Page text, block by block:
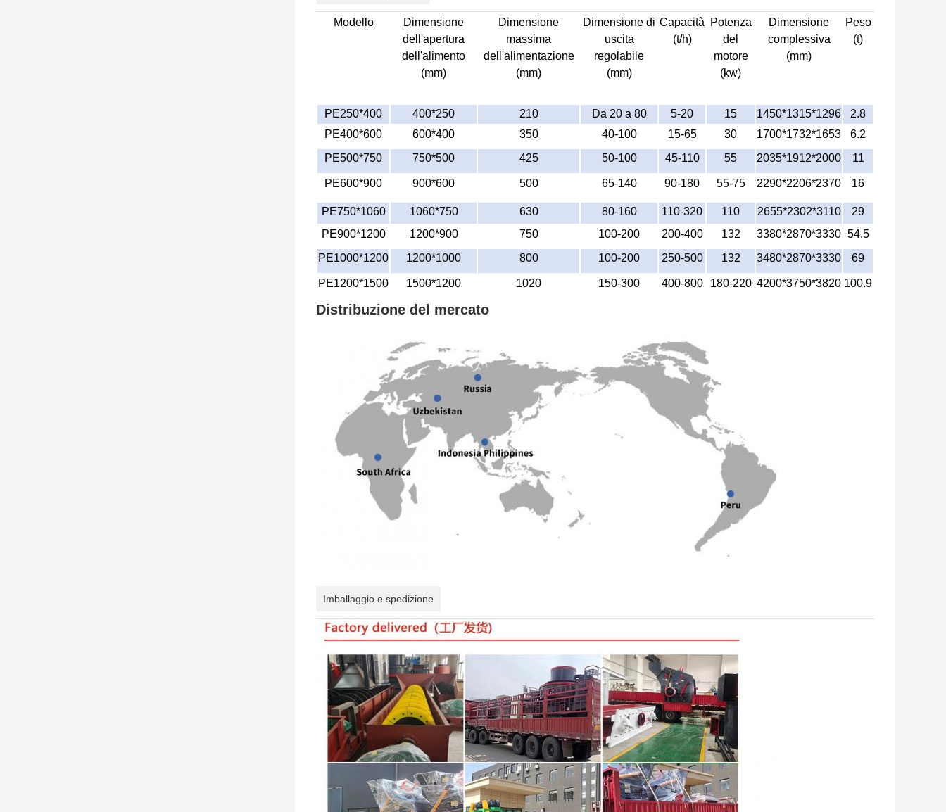
Modello
Dimensione
dell'apertura
dell'alimento
(mm)
Dimensione
massima
dell'alimentazione
(mm)
Dimensione di
uscita
regolabile
(mm)
Capacità
(t/h)
Potenza
del
motore
(kw)
Dimensione
complessiva
(mm)
Peso
(t)
PE250*400 400*250 210 Da 20 a 80 5-20 15 1450*1315*1296
2.8
PE400*600
600*400 350 40-100 15-65 30 1700*1732*1653
6.2
PE500*750
750*500 425 50-100 45-110 55 2035*1912*2000 11
PE600*900 900*600 500 65-140 90-180 55-75 2290*2206*2370 16
PE750*1060 1060*750 630 80-160 110-320 110 2655*2302*3110
29
PE900*1200
1200*900 750 100-200 200-400 132 3380*2870*3330 54.5
PE1000*1200
1200*1000 800 100-200 250-500 132 3480*2870*3330 69
PE1200*1500 1500*1200 1020 150-300 400-800 180-220 4200*3750*3820 100.9
Distribuzione del mercato
Imballaggio e spedizione